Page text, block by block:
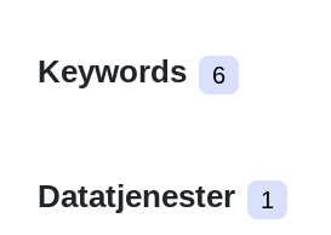
Keywords 6
Datatjenester 1